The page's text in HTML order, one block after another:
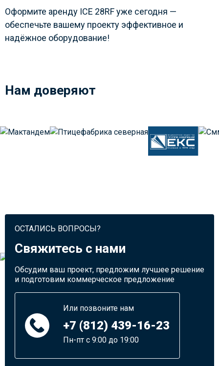
Оформите аренду ICE 28RF уже сегодня —
обеспечьте вашему проекту эффективное и
надёжное оборудование!
Нам доверяют
ОСТАЛИСЬ ВОПРОСЫ?
Свяжитесь с нами
Обсудим ваш проект, предложим лучшее решение
и подготовим коммерческое предложение
Или позвоните нам
+7 (812) 439-16-23
Пн-пт с 9:00 до 19:00